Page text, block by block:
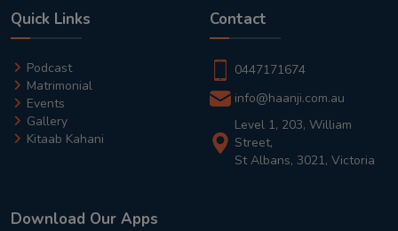
Quick Links
Podcast
Matrimonial
Events
Gallery
Kitaab Kahani
Contact
0447171674
info@haanji.com.au
Level 1, 203, William
Street,
St Albans, 3021, Victoria
Download Our Apps